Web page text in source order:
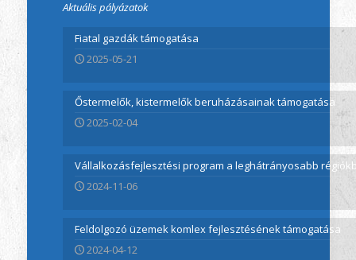
Aktuális pályázatok
Fiatal gazdák támogatása
2025-05-21
Őstermelők, kistermelők beruházásainak támogatása
2025-02-04
Vállalkozásfejlesztési program a leghátrányosabb
2024-11-06
Feldolgozó üzemek komlex fejlesztésének támogatása
2024-04-12